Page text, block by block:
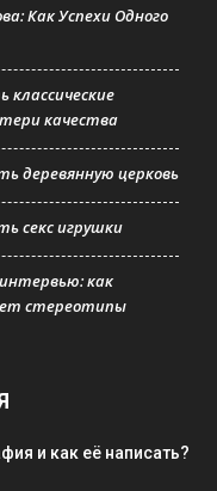
Как Успехи Одного
классические
качества
деревянную церковь
секс игрушки
как
стереотипы
и как её написать?